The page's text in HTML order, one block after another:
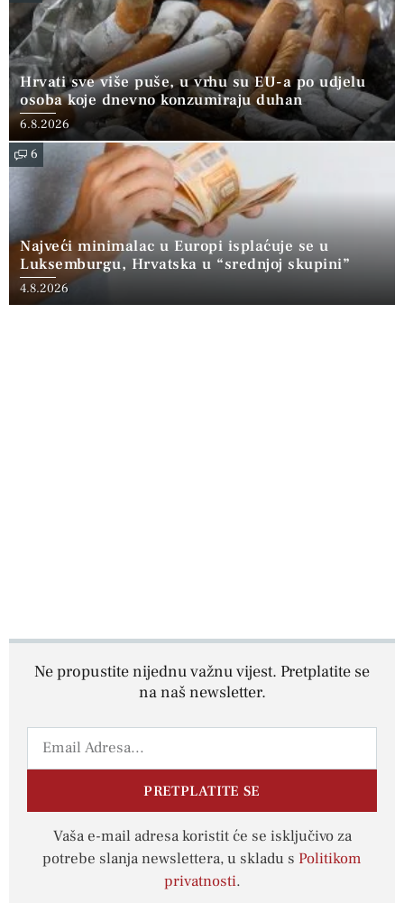
Hrvati sve više puše, u vrhu su EU-a po udjelu
osoba koje dnevno konzumiraju duhan
6.8.2026
6
Najveći minimalac u Europi isplaćuje se u
Luksemburgu, Hrvatska u “srednjoj skupini”
4.8.2026
Ne propustite nijednu važnu vijest. Pretplatite se
na naš newsletter.
PRETPLATITE SE
Vaša e-mail adresa koristit će se isključivo za
potrebe slanja newslettera, u skladu s Politikom
privatnosti.